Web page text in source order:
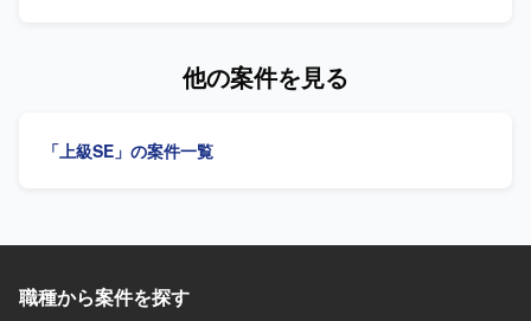
体的に対応いただける方を求めております。コミュニケー
件のため、腰を据えて業務知識とCOBOLスキルを習得して
他の案件を見る
「上級SE」の案件一覧
職種から案件を探す